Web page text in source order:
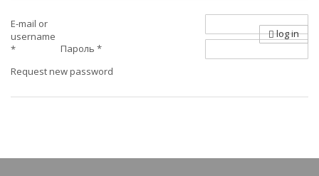
E-mail or
username
*
Пароль *
Request new password
log in